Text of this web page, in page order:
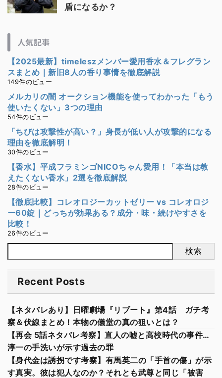
盾になるか？
人気記事
【2025最新】timeleszメンバー愛用香水＆フレグラン
スまとめ｜新旧8人の香り事情を徹底解説
149件のビュー
メルカリの闇 オークション機能を使ってわかった「もう
使いたくない」3つの理由
54件のビュー
「ちびは攻撃性が高い？」身長が低い人が攻撃的になる
理由を徹底解明！
30件のビュー
【香水】平成フラミンゴNICOちゃん愛用！「本当は教
えたくない香水」2選を徹底解説
28件のビュー
【徹底比較】コレオロジーカットゼリー vs コレオロジ
ー60錠｜どっちが効果ある？成分・味・続けやすさを
比較！
26件のビュー
検索
Recent Posts
【ネタバレあり】日曜劇場『リブート』第4話 ガチ考
察＆伏線まとめ！本物の儀堂の真の狙いとは？
【再会 5話ネタバレ考察】直人の嘘と高校時代の事件…
淳一の手洗いが示す過去の罪
【身代金は誘拐です考察】有馬英二の「手首の傷」が示
す真実。彼は犯人なのか？それとも武尊と同じ「被害